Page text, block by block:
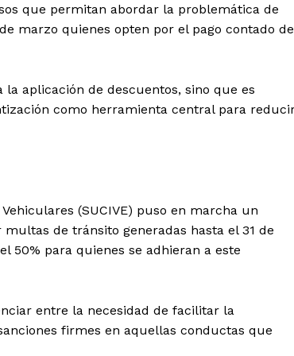
que permitan abordar la problemática de
marzo quienes opten por el pago contado de
aplicación de descuentos, sino que es
como herramienta central para
(SUCIVE) puso en marcha un
de tránsito generadas hasta el 31 de
50% para quienes se adhieran a este
entre la necesidad de facilitar la
firmes en aquellas conductas que